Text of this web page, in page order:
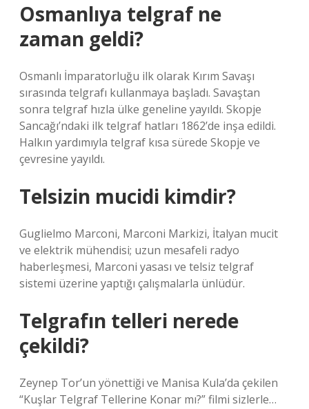
Osmanlıya telgraf ne
zaman geldi?
Osmanlı İmparatorluğu ilk olarak Kırım Savaşı
sırasında telgrafı kullanmaya başladı. Savaştan
sonra telgraf hızla ülke geneline yayıldı. Skopje
Sancağı’ndaki ilk telgraf hatları 1862’de inşa edildi.
Halkın yardımıyla telgraf kısa sürede Skopje ve
çevresine yayıldı.
Telsizin mucidi kimdir?
Guglielmo Marconi, Marconi Markizi, İtalyan mucit
ve elektrik mühendisi; uzun mesafeli radyo
haberleşmesi, Marconi yasası ve telsiz telgraf
sistemi üzerine yaptığı çalışmalarla ünlüdür.
Telgrafın telleri nerede
çekildi?
Zeynep Tor’un yönettiği ve Manisa Kula’da çekilen
“Kuşlar Telgraf Tellerine Konar mı?” filmi sizlerle…